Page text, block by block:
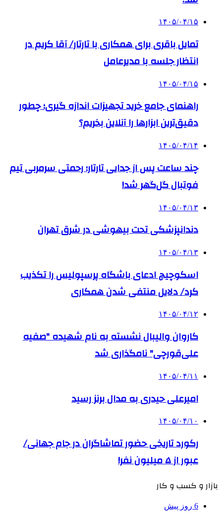
۱۴۰۵/۰۴/۱۵
تمایل باقری برای همکاری با تارتار/ آقا کریم در
انتظار جلسه با مدیرعامل
۱۴۰۵/۰۴/۱۵
راهنمای جامع خرید تجهیزات اندازه گیری؛ چطور
دقیق‌ترین ابزارها را آنلاین بخریم؟
۱۴۰۵/۰۴/۱۴
چند ساعت پس از جدایی تارتار؛ رحمتی سرمربی تیم
فوتبال گل‌گهر شد!
۱۴۰۵/۰۴/۱۳
دندانپزشکی تحت بیهوشی در شرق تهران
۱۴۰۵/۰۴/۱۳
اسکوچیچ ادعای باشگاه پرسپولیس را تکذیب
کرد/ دلایل منتفی شدن همکاری
۱۴۰۵/۰۴/۱۲
کاروان والیبال نشسته به نام شهیده "صفیه
علی‌قورچی" نامگذاری شد
۱۴۰۵/۰۴/۱۱
امیرعلی حیدری به مدال برنز رسید
۱۴۰۵/۰۴/۱۰
رکورد تاریخی حضور تماشاگران در جام جهانی/
عبور از ۵ میلیون نفر!
بازار و کسب و کار
6 روز پیش